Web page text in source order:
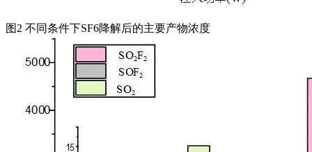
图2 不同条件下SF6降解后的主要产物浓度